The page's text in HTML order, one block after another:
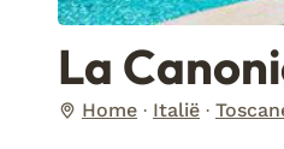
La
Home Italië